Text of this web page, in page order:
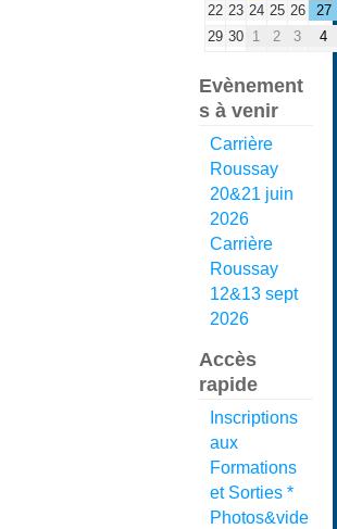
22 23 24 25 26
27
29 30 1 2 3 4
Evènement
s à venir
Carrière
Roussay
20&21 juin
2026
Carrière
Roussay
12&13 sept
2026
Accès
rapide
Inscriptions
aux
Formations
et Sorties *
Photos&vide